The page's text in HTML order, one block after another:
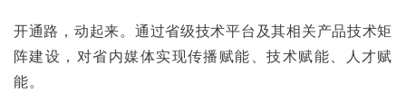
开通路，动起来。通过省级技术平台及其相关产品技术矩
阵建设，对省内媒体实现传播赋能、技术赋能、人才赋
能。